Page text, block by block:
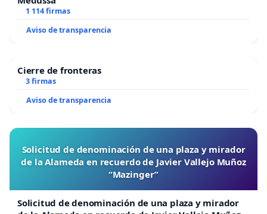
1 114 firmas
Aviso de transparencia
Cierre de fronteras
3 firmas
Aviso de transparencia
Solicitud de denominación de una plaza y mirador
de la Alameda en recuerdo de Javier Vallejo Muñoz
“Mazinger”
Solicitud de denominación de una plaza y mirador